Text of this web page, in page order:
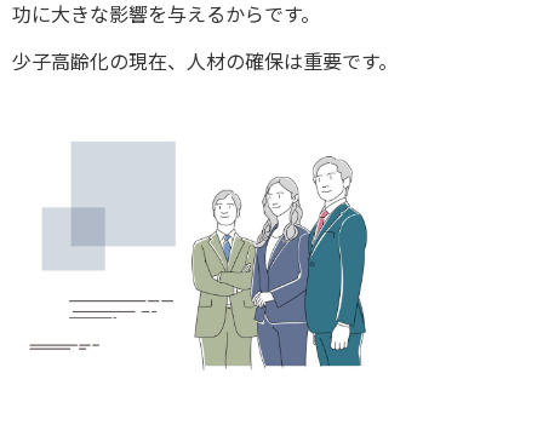
功に大きな影響を与えるからです。
少子高齢化の現在、人材の確保は重要です。